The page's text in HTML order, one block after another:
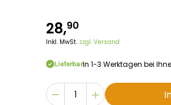
28,90
Inkl. MwSt. zzgl. Versand
LieferbarIn 1-3 Werktagen bei